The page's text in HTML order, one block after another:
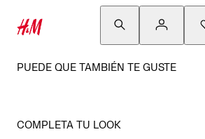
PUEDE QUE TAMBIÉN TE GUSTE
COMPLETA TU LOOK